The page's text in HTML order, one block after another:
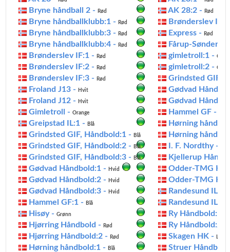
Bryne håndball 2 - Rød
Bryne håndballklubb:1 - Rød
Bryne håndballklubb:3 - Rød
Bryne håndballklubb:4 - Rød
Brønderslev IF:1 - Rød
Brønderslev IF:2 - Rød
Brønderslev IF:3 - Rød
Froland J13 - Hvit
Froland J12 - Hvit
Gimletroll - Orange
Greipstad IL:1 - Blå
Grindsted GIF, Håndbold:1 - Blå
Grindsted GIF, Håndbold:2 - Blå
Grindsted GIF, Håndbold:3 - Blå
Gødvad Håndbold:1 - Hvid
Gødvad Håndbold:2 - Hvid
Gødvad Håndbold:3 - Hvid
Hammel GF:1 - Blå
Hisøy - Grønn
Hjørring Håndbold - Rød
Hjørring Håndbold:2 - Rød
Hørning håndbold:1 - Blå
AK 28:2 - Rød
Brønderslev
Express -
Rød
Fårup-
gimletroll:1 -
gimletroll:2 -
Grindsted GIF,
Gødvad
Gødvad
Hammel GF -
Hørning
Hørning
I. F. Nordthy -
Kjellerup
Odder-TMG
Odder-TMG
Randesund IL:1
Randesund IL:2
Ry Håndbold:1 -
Ry Håndbold:2 -
Skagen HK -
Struer